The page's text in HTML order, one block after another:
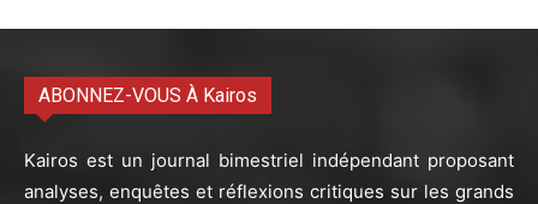
ABONNEZ-VOUS À Kairos
Kairos est un journal bimestriel indépendant proposant
analyses, enquêtes et réflexions critiques sur les grands